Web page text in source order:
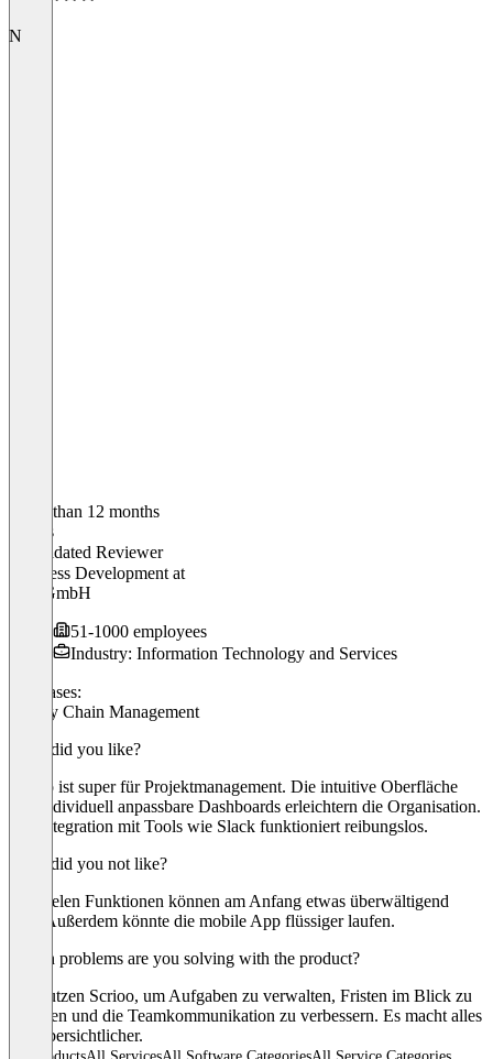
N
Older than 12 months
Niklas
Validated Reviewer
Business Development at
C H GmbH
51-1000 employees
Industry: Information Technology and Services
Use cases:
Supply Chain Management
What did you like?
Scrioo ist super für Projektmanagement. Die intuitive Oberfläche
und individuell anpassbare Dashboards erleichtern die Organisation.
Die Integration mit Tools wie Slack funktioniert reibungslos.
What did you not like?
Die vielen Funktionen können am Anfang etwas überwältigend
sein. Außerdem könnte die mobile App flüssiger laufen.
Which problems are you solving with the product?
Wir nutzen Scrioo, um Aufgaben zu verwalten, Fristen im Blick zu
behalten und die Teamkommunikation zu verbessern. Es macht alles
viel übersichtlicher.